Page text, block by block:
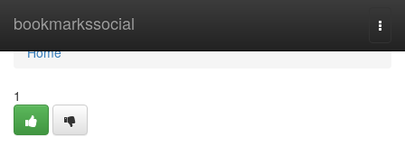
bookmarkssocial
Home
Home
1